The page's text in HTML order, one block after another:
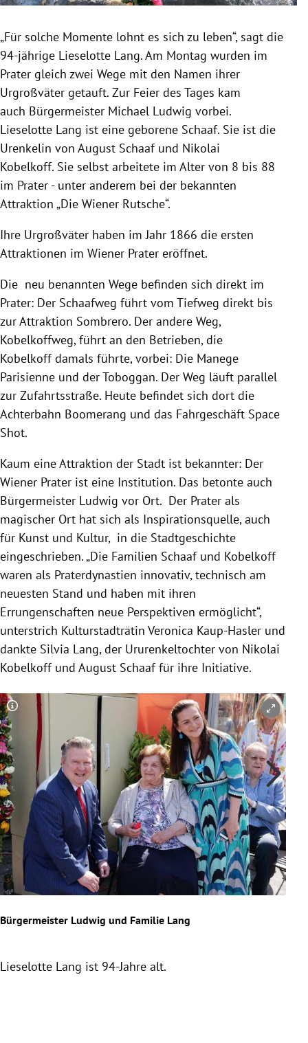
Untermenü
Untermenü
„Für solche Momente lohnt es sich zu leben“, sagt die
94-jährige Lieselotte Lang. Am Montag wurden im
Prater gleich zwei Wege mit den Namen ihrer
Urgroßväter getauft. Zur Feier des Tages kam
auch Bürgermeister Michael Ludwig vorbei.
Lieselotte Lang ist eine geborene Schaaf. Sie ist die
Urenkelin von August Schaaf und Nikolai
Kobelkoff. Sie selbst arbeitete im Alter von 8 bis 88
im Prater - unter anderem bei der bekannten
Attraktion „Die Wiener Rutsche“.
Ihre Urgroßväter haben im Jahr 1866 die ersten
Attraktionen im Wiener Prater eröffnet.
Die neu benannten Wege befinden sich direkt im
Prater: Der Schaafweg führt vom Tiefweg direkt bis
zur Attraktion Sombrero. Der andere Weg,
Kobelkoffweg, führt an den Betrieben, die
Kobelkoff damals führte, vorbei: Die Manege
Parisienne und der Toboggan. Der Weg läuft parallel
zur Zufahrtsstraße. Heute befindet sich dort die
Achterbahn Boomerang und das Fahrgeschäft Space
Shot.
Kaum eine Attraktion der Stadt ist bekannter: Der
Wiener Prater ist eine Institution. Das betonte auch
Bürgermeister Ludwig vor Ort. Der Prater als
magischer Ort hat sich als Inspirationsquelle, auch
für Kunst und Kultur, in die Stadtgeschichte
eingeschrieben. „Die Familien Schaaf und Kobelkoff
waren als Praterdynastien innovativ, technisch am
neuesten Stand und haben mit ihren
Errungenschaften neue Perspektiven ermöglicht“,
unterstrich Kulturstadträtin Veronica Kaup-Hasler und
dankte Silvia Lang, der Ururenkeltochter von Nikolai
Kobelkoff und August Schaaf für ihre Initiative.
Copyright-Hinweis öffnen/schließen
Bürgermeister Ludwig und Familie Lang
Lieselotte Lang ist 94-Jahre alt.